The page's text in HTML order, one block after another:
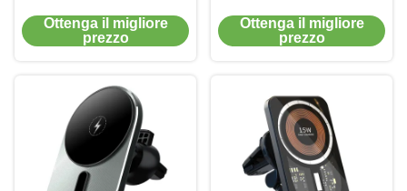
auto portatelefoni con
flash a bassa
Ottenga il migliore
prezzo
mano
Ottenga il migliore
prezzo